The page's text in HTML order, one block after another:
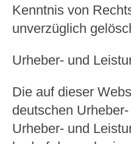
Kenntnis von
unverzüglich
Urheber- und
Die auf dieser
deutschen
Urheber- und